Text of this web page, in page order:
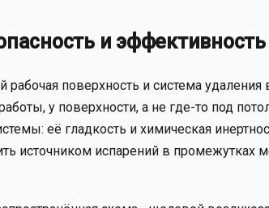
и эффективность
поверхность и система удаления
у поверхности, а не где-то под
её гладкость и химическая
источником испарений в промежутках